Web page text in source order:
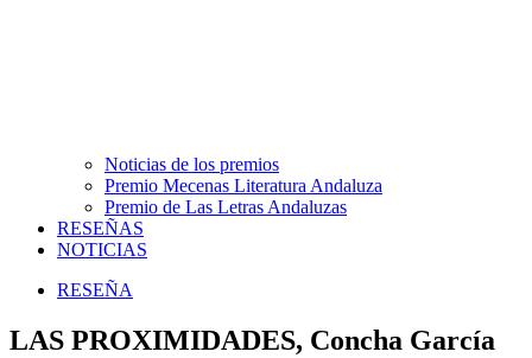
Noticias de los premios
Premio Mecenas Literatura Andaluza
Premio de Las Letras Andaluzas
RESEÑAS
NOTICIAS
RESEÑA
LAS PROXIMIDADES, Concha García